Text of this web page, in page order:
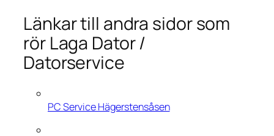
Länkar till andra sidor som
rör Laga Dator /
Datorservice
PC Service Hägerstensåsen